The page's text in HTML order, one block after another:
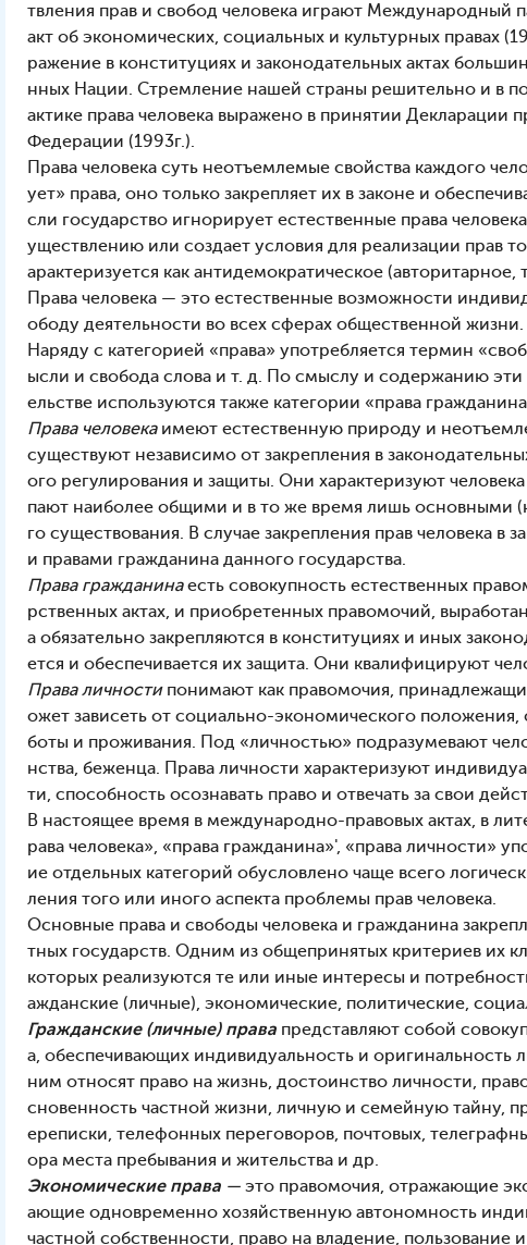
твления прав и свобод человека играют Международный
акт об экономических, социальных и культурных правах
ражение в конституциях и законодательных актах
нных Нации. Стремление нашей страны решительно и в
актике права человека выражено в принятии Декларации
Федерации (1993г.).
Права человека суть неотъемлемые свойства каждого
ует» права, оно только закрепляет их в законе и
сли государство игнорирует естественные права
уществлению или создает условия для реализации прав
арактеризуется как антидемократическое (авторитарное,
Права человека — это естественные возможности
ободу деятельности во всех сферах общественной жизни.
Наряду с категорией «права» употребляется термин
ысли и свобода слова и т. д. По смыслу и содержанию
ельстве используются также категории «права
Права человекаимеют естественную природу и
существуют независимо от закрепления в
ого регулирования и защиты. Они характеризуют
пают наиболее общими и в то же время лишь
го существования. В случае закрепления прав человека в
и правами гражданина данного государства.
Права гражданинаесть совокупность естественных
рственных актах, и приобретенных правомочий,
а обязательно закрепляются в конституциях и иных
ется и обеспечивается их защита. Они квалифицируют
Права личностипонимают как правомочия,
ожет зависеть от социально-экономического
боты и проживания. Под «личностью» подразумевают
нства, беженца. Права личности характеризуют
ти, способность осознавать право и отвечать за свои
В настоящее время в международно-правовых актах, в
рава человека», «права гражданина»', «права личности»
ие отдельных категорий обусловлено чаще всего
ления того или иного аспекта проблемы прав человека.
Основные права и свободы человека и гражданина
тных государств. Одним из общепринятых критериев их
которых реализуются те или иные интересы и
ажданские (личные), экономические, политические,
Гражданские (личные) права представляют собой
а, обеспечивающих индивидуальность и
ним относят право на жизнь, достоинство личности,
сновенность частной жизни, личную и семейную тайну,
ереписки, телефонных переговоров, почтовых,
ора места пребывания и жительства и др.
Экономические права — это правомочия, отражающие
ающие одновременно хозяйственную автономность
частной собственности, право на владение,